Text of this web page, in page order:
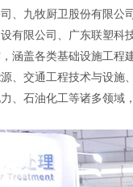
、九牧厨卫股份有限
有限公司、广东联塑科
涵盖各类基础设施工
、交通工程技术与设施
、石油化工等诸多领域